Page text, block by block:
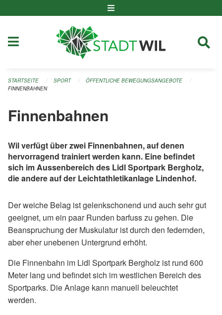
STARTSEITE SPORT
ÖFFENTLICHE BEWEGUNGSANGEBOTE
FINNENBAHNEN
Finnenbahnen
Wil verfügt über zwei Finnenbahnen, auf denen
hervorragend trainiert werden kann. Eine befindet
sich im Aussenbereich des Lidl Sportpark Bergholz,
die andere auf der Leichtathletikanlage Lindenhof.
Der weiche Belag ist gelenkschonend und auch sehr gut
geeignet, um ein paar Runden barfuss zu gehen. Die
Beanspruchung der Muskulatur ist durch den federnden,
aber eher unebenen Untergrund erhöht.
Die Finnenbahn im Lidl Sportpark Bergholz ist rund 600
Meter lang und befindet sich im westlichen Bereich des
Sportparks. Die Anlage kann manuell beleuchtet
werden.